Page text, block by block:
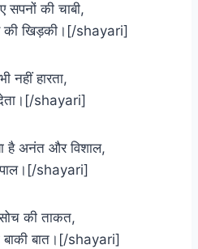
की चाबी,
की खिड़की।[/shayari]
नहीं हारता,
देता।[/shayari]
है अनंत और विशाल,
पाल।[/shayari]
की ताकत,
बाकी बात।[/shayari]